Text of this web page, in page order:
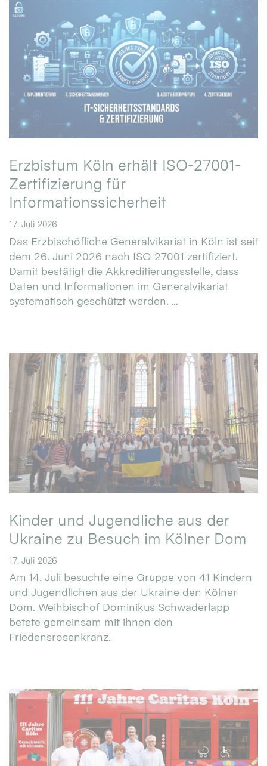
Erzbistum Köln erhält ISO-27001-
Zertifizierung für
Informationssicherheit
17. Juli 2026
Das Erzbischöfliche Generalvikariat in Köln ist seit
dem 26. Juni 2026 nach ISO 27001 zertifiziert.
Damit bestätigt die Akkreditierungsstelle, dass
Daten und Informationen im Generalvikariat
systematisch geschützt werden. ...
Kinder und Jugendliche aus der
Ukraine zu Besuch im Kölner Dom
17. Juli 2026
Am 14. Juli besuchte eine Gruppe von 41 Kindern
und Jugendlichen aus der Ukraine den Kölner
Dom. Weihbischof Dominikus Schwaderlapp
betete gemeinsam mit ihnen den
Friedensrosenkranz.